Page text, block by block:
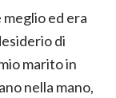
ed era
di
marito in
nella mano,